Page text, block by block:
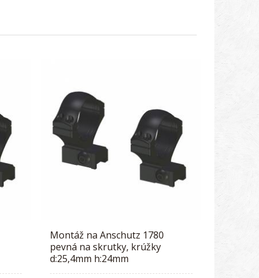
Montáž na Anschutz 1780
pevná na skrutky, krúžky
d:25,4mm h:24mm